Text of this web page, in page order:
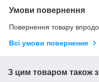
Умови повернення
Повернення товару
Всі умови повернення
З цим товаром також